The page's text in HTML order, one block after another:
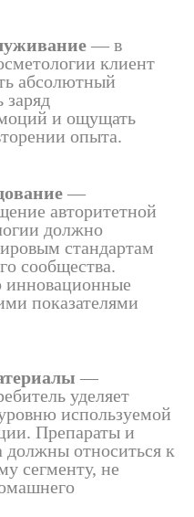
— в
клиент
абсолютный
заряд
и ощущать
опыта.
—
авторитетной
должно
стандартам
сообщества.
инновационные
показателями
—
уделяет
используемой
Препараты и
должны относиться к
сегменту, не